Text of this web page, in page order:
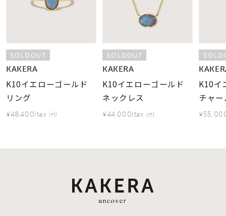
SOLDOUT
KAKERA
K10イエローゴールド
リング
¥48,400(tax in)
SOLDOUT
KAKERA
K10イエローゴールド
ネックレス
¥44,000(tax in)
K10イ
チャー